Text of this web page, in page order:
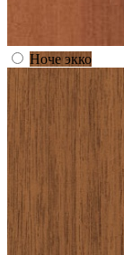
Ноче экко